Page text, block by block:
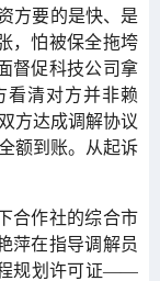
方要的是快、是
，怕被保全拖垮
督促科技公司拿
看清对方并非赖
方达成调解协议
额到账。从起诉
合作社的综合市
萍在指导调解员
程规划许可证——